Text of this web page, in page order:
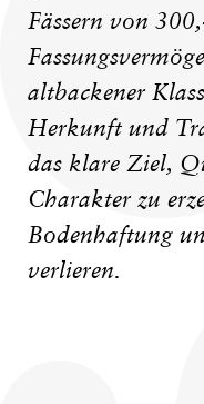
Fässern von
altbackener
Herkunft und
das klare Ziel,
Charakter zu
Bodenhaftung
verlieren.